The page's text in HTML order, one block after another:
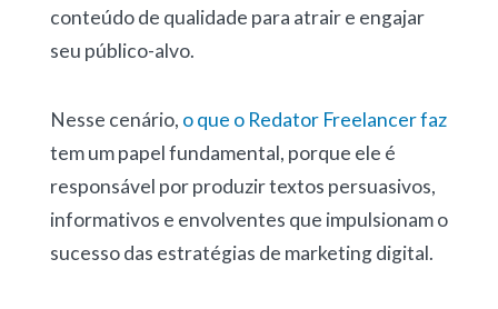
conteúdo de qualidade para atrair e engajar
seu público-alvo.
Nesse cenário, o que o Redator Freelancer faz
tem um papel fundamental, porque ele é
responsável por produzir textos persuasivos,
informativos e envolventes que impulsionam o
sucesso das estratégias de marketing digital.